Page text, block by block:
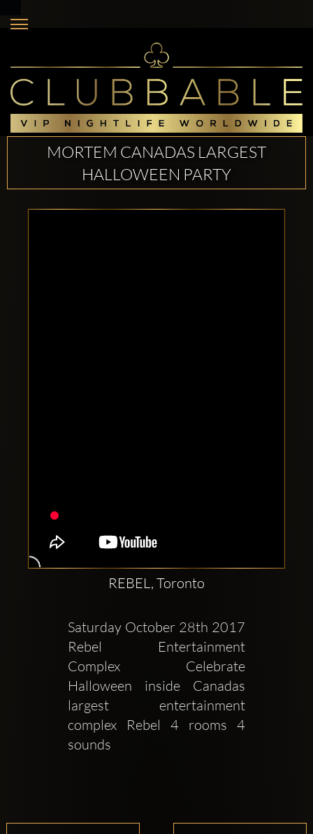
MORTEM CANADAS LARGEST
HALLOWEEN PARTY
REBEL, Toronto
Saturday October 28th 2017
Rebel Entertainment
Complex Celebrate
Halloween inside Canadas
largest entertainment
complex Rebel 4 rooms 4
sounds